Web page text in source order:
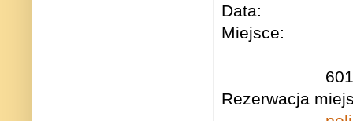
Data:
Rezerwacja